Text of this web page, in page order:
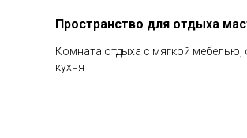
Пространство для отдыха
Комната отдыха с мягкой мебелью,
кухня